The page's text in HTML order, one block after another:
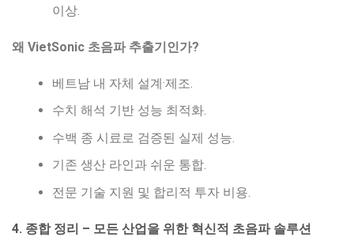
이상.
왜 VietSonic 초음파 추출기인가?
베트남 내 자체 설계·제조.
수치 해석 기반 성능 최적화.
수백 종 시료로 검증된 실제 성능.
기존 생산 라인과 쉬운 통합.
전문 기술 지원 및 합리적 투자 비용.
4. 종합 정리 – 모든 산업을 위한 혁신적 초음파 솔루션